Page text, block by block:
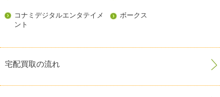
コナミデジタルエンタテイメ
ント
ボークス
宅配買取の流れ